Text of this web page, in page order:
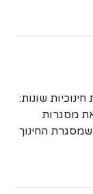
שונות:
את מסגרות
שמסגרת החינוך